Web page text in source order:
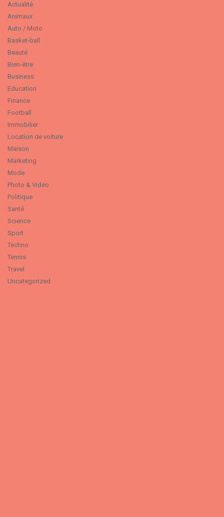
Actualité
Animaux
Auto / Moto
Basket-ball
Beauté
Bien-être
Business
Education
Finance
Football
Immobilier
Location de voiture
Maison
Marketing
Mode
Photo & Video
Politique
Santé
Science
Sport
Techno
Tennis
Travel
Uncategorized